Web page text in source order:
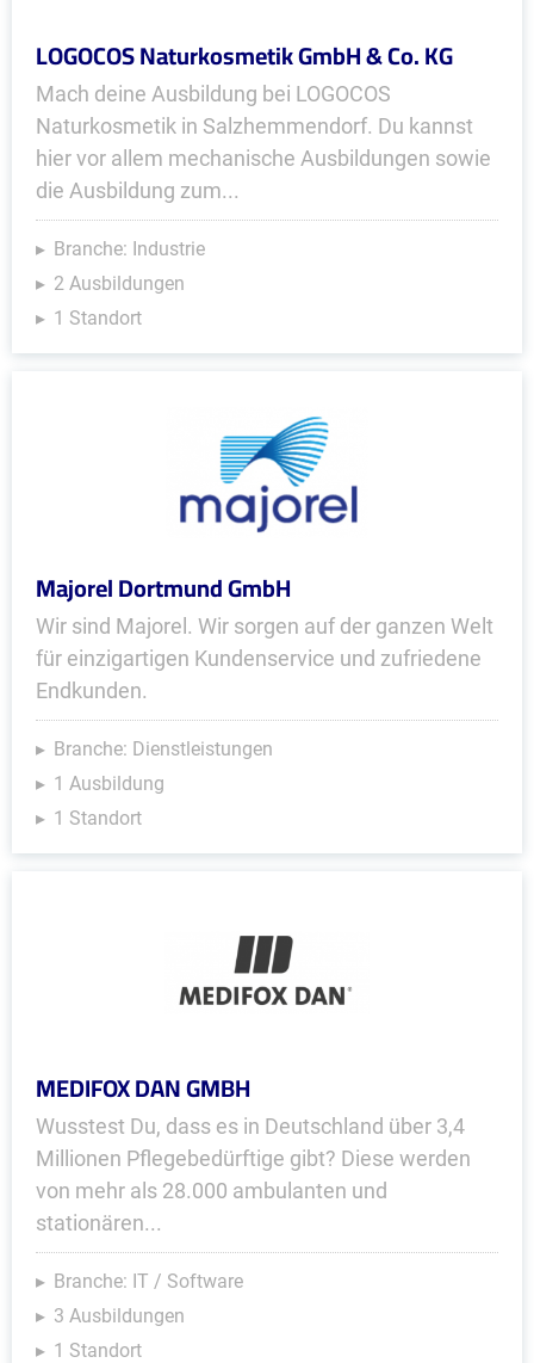
LOGOCOS Naturkosmetik GmbH & Co. KG
Mach deine Ausbildung bei LOGOCOS
Naturkosmetik in Salzhemmendorf. Du kannst
hier vor allem mechanische Ausbildungen sowie
die Ausbildung zum...
Branche: Industrie
2 Ausbildungen
1 Standort
Majorel Dortmund GmbH
Wir sind Majorel. Wir sorgen auf der ganzen Welt
für einzigartigen Kundenservice und zufriedene
Endkunden.
Branche: Dienstleistungen
1 Ausbildung
1 Standort
MEDIFOX DAN GMBH
Wusstest Du, dass es in Deutschland über 3,4
Millionen Pflegebedürftige gibt? Diese werden
von mehr als 28.000 ambulanten und
stationären...
Branche: IT / Software
3 Ausbildungen
1 Standort